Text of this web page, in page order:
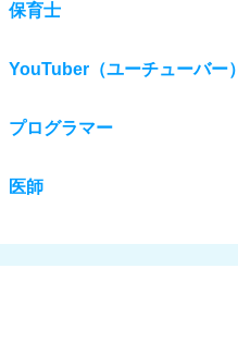
保育士
YouTuber（ユーチューバー）
プログラマー
医師